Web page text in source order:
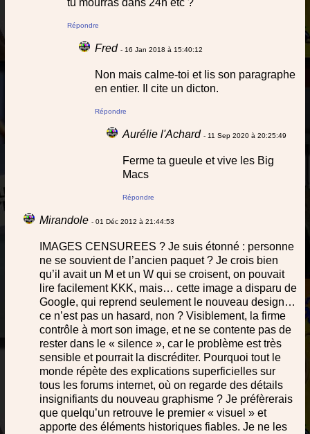
tu mourras dans 24h etc ?
Répondre
Fred - 16 Jan 2018 à 15:40:12
Non mais calme-toi et lis son paragraphe
en entier. Il cite un dicton.
Répondre
Aurélie l'Achard - 11 Sep 2020 à 20:25:49
Ferme ta gueule et vive les Big
Macs
Répondre
Mirandole - 01 Déc 2012 à 21:44:53
IMAGES CENSUREES ? Je suis étonné : personne
ne se souvient de l’ancien paquet ? Je crois bien
qu’il avait un M et un W qui se croisent, on pouvait
lire facilement KKK, mais… cette image a disparu de
Google, qui reprend seulement le nouveau design…
ce n’est pas un hasard, non ? Visiblement, la firme
contrôle à mort son image, et ne se contente pas de
rester dans le « silence », car le problème est très
sensible et pourrait la discréditer. Pourquoi tout le
monde répète des explications superficielles sur
tous les forums internet, où on regarde des détails
insignifiants du nouveau graphisme ? Je préfèrerais
que quelqu’un retrouve le premier « visuel » et
apporte des éléments historiques fiables. Je ne les